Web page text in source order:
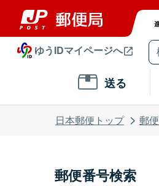
ゆうIDマイページへ
送る
日本郵便トップ 郵
郵便番号検索